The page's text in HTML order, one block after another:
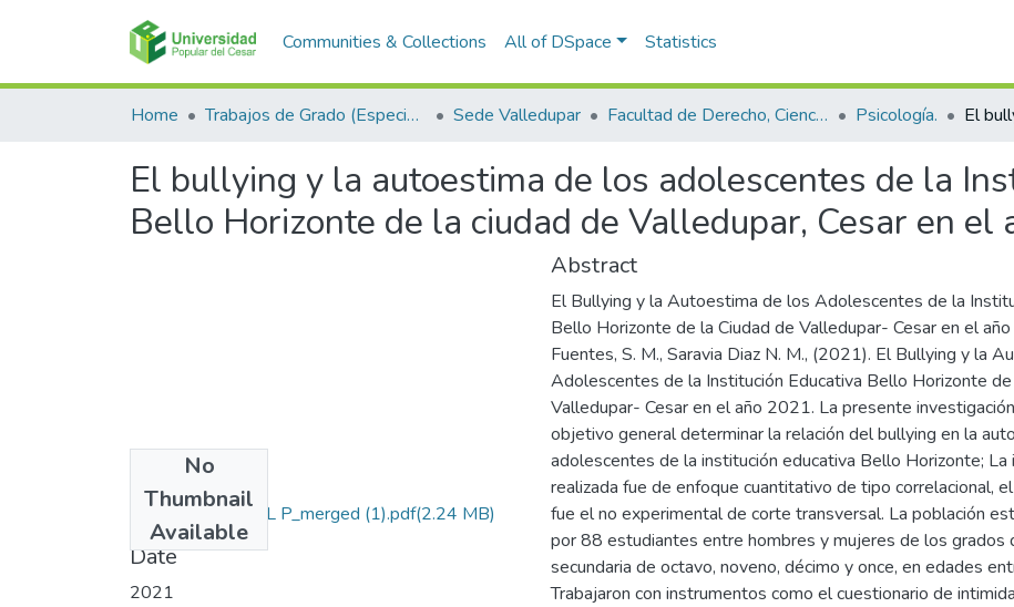
Communities & Collections All of DSpace Statistics
Home Trabajos de Grado (Especializaciones y Pregrados) Sede Valledupar Facultad de Derecho, Ciencias Políticas y Sociales. Psicología.
El bullying y la autoestima de los adolescentes de la
Bello Horizonte de la ciudad de Valledupar, Cesar en el
No
Thumbnail
Available
PROYECTO FINAL P_merged (1).pdf(2.24 MB)
Date
2021
Abstract
El Bullying y la Autoestima de los Adolescentes de la
Bello Horizonte de la Ciudad de Valledupar- Cesar en el
Fuentes, S. M., Saravia Diaz N. M., (2021). El Bullying y la
Adolescentes de la Institución Educativa Bello Horizonte de
Valledupar- Cesar en el año 2021. La presente
objetivo general determinar la relación del bullying en la
adolescentes de la institución educativa Bello Horizonte; La
realizada fue de enfoque cuantitativo de tipo correlacional,
fue el no experimental de corte transversal. La población
por 88 estudiantes entre hombres y mujeres de los grados
secundaria de octavo, noveno, décimo y once, en edades
Trabajaron con instrumentos como el cuestionario de